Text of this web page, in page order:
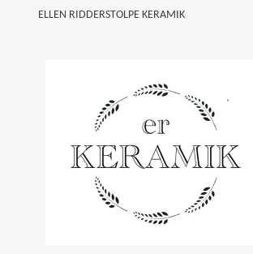
ELLEN RIDDERSTOLPE KERAMIK